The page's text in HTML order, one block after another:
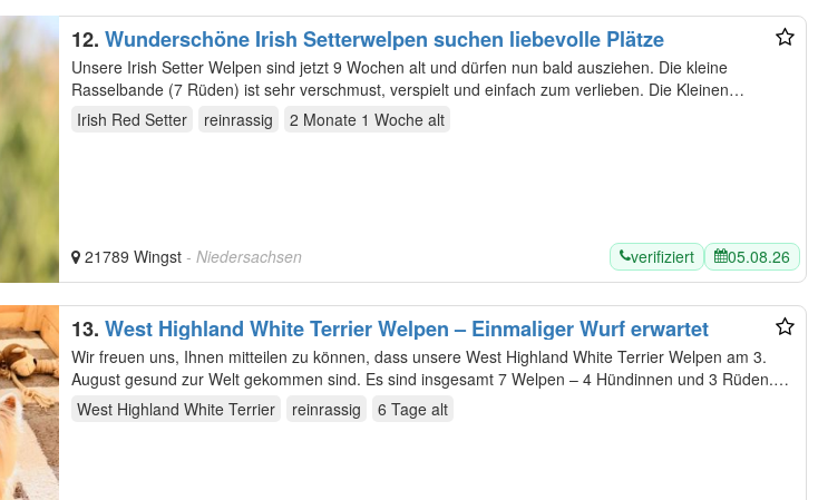
12. Wunderschöne Irish Setterwelpen suchen liebevolle Plätze
Unsere Irish Setter Welpen sind jetzt 9 Wochen alt und dürfen nun bald ausziehen. Die kleine
Rasselbande (7 Rüden) ist sehr verschmust, verspielt und einfach zum verlieben. Die Kleinen
wachsen…
Irish Red Setter reinrassig 2 Monate 1 Woche alt
21789 Wingst - Niedersachsen verifiziert 05.08.26
13. West Highland White Terrier Welpen – Einmaliger Wurf erwartet
Wir freuen uns, Ihnen mitteilen zu können, dass unsere West Highland White Terrier Welpen am 3.
August gesund zur Welt gekommen sind. Es sind insgesamt 7 Welpen – 4 Hündinnen und 3 Rüden.
Beide…
West Highland White Terrier reinrassig 6 Tage alt